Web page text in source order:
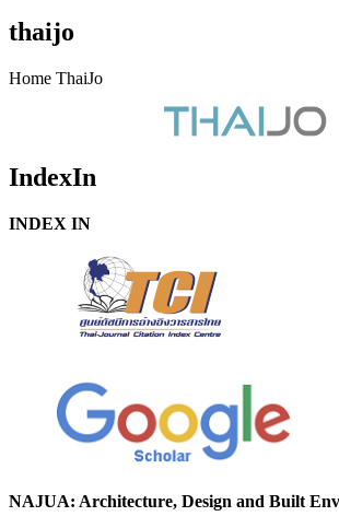
thaijo
Home ThaiJo
IndexIn
INDEX IN
NAJUA: Architecture, Design and Built